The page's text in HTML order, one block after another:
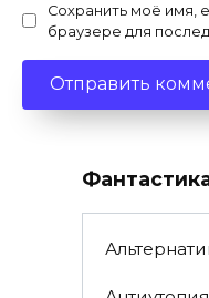
Сохранить моё имя,
браузере для